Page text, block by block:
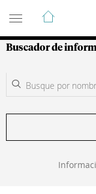
Guía de
Buscador de